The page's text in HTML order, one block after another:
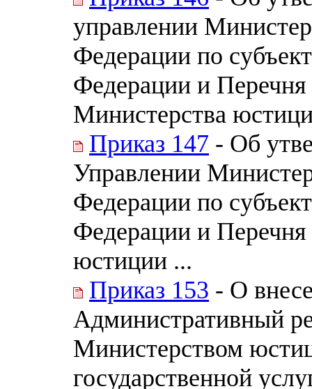
управлении
Федерации по
Федерации и
Министерства
Приказ 147 - Об
Управлении
Федерации по
Федерации и
юстиции ...
Приказ 153 - О
Административный
Министерством
государственной